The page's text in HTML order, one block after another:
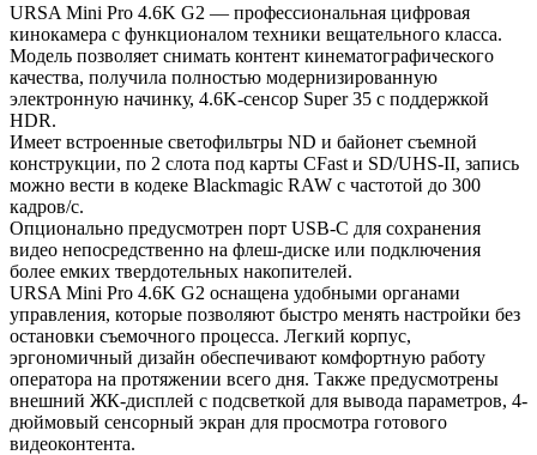
URSA Mini Pro 4.6K G2 — профессиональная цифровая
кинокамера с функционалом техники вещательного класса.
Модель позволяет снимать контент кинематографического
качества, получила полностью модернизированную
электронную начинку, 4.6K-сенсор Super 35 с поддержкой
HDR.
Имеет встроенные светофильтры ND и байонет съемной
конструкции, по 2 слота под карты CFast и SD/UHS‑II, запись
можно вести в кодеке Blackmagic RAW с частотой до 300
кадров/с.
Опционально предусмотрен порт USB-C для сохранения
видео непосредственно на флеш-диске или подключения
более емких твердотельных накопителей.
URSA Mini Pro 4.6K G2 оснащена удобными органами
управления, которые позволяют быстро менять настройки без
остановки съемочного процесса. Легкий корпус,
эргономичный дизайн обеспечивают комфортную работу
оператора на протяжении всего дня. Также предусмотрены
внешний ЖК-дисплей с подсветкой для вывода параметров, 4-
дюймовый сенсорный экран для просмотра готового
видеоконтента.